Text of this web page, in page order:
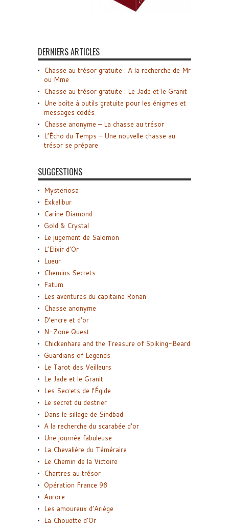
DERNIERS ARTICLES
Chasse au trésor gratuite : A la recherche de Mr
ou Mme
Chasse au trésor gratuite : Le Jade et le Granit
Une boîte à outils gratuite pour les énigmes et
messages codés
Chasse anonyme – La chasse au trésor
L’Écho du Temps – Une nouvelle chasse au
trésor se prépare
SUGGESTIONS
Mysteriosa
Exkalibur
Carine Diamond
Gold & Crystal
Le jugement de Salomon
L’Elixir d’Or
Lueur
Chemins Secrets
Fatum
Les aventures du capitaine Ronan
Chasse anonyme
D’encre et d’or
N-Zone Quest
Chickenhare and the Treasure of Spiking-Beard
Guardians of Legends
Le Tarot des Veilleurs
Le Jade et le Granit
Les Secrets de l’Égide
Le secret du destrier
Dans le sillage de Sindbad
A la recherche du scarabée d’or
Une journée fabuleuse
La Chevalière du Téméraire
Le Chemin de la Victoire
Chartres au trésor
Opération France 98
Aurore
Les amoureux d’Ariège
La Chouette d’Or